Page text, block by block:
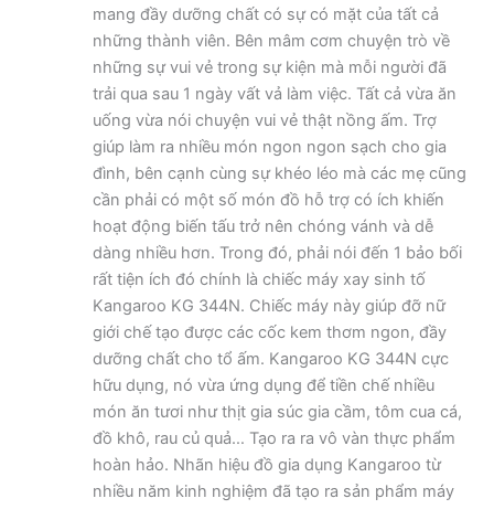
mang đầy dưỡng chất có sự có mặt của tất cả
những thành viên. Bên mâm cơm chuyện trò về
những sự vui vẻ trong sự kiện mà mỗi người đã
trải qua sau 1 ngày vất vả làm việc. Tất cả vừa ăn
uống vừa nói chuyện vui vẻ thật nồng ấm. Trợ
giúp làm ra nhiều món ngon ngon sạch cho gia
đình, bên cạnh cùng sự khéo léo mà các mẹ cũng
cần phải có một số món đồ hỗ trợ có ích khiến
hoạt động biến tấu trở nên chóng vánh và dễ
dàng nhiều hơn. Trong đó, phải nói đến 1 bảo bối
rất tiện ích đó chính là chiếc máy xay sinh tố
Kangaroo KG 344N. Chiếc máy này giúp đỡ nữ
giới chế tạo được các cốc kem thơm ngon, đầy
dưỡng chất cho tổ ấm. Kangaroo KG 344N cực
hữu dụng, nó vừa ứng dụng để tiền chế nhiều
món ăn tươi như thịt gia súc gia cầm, tôm cua cá,
đồ khô, rau củ quả… Tạo ra ra vô vàn thực phẩm
hoàn hảo. Nhãn hiệu đồ gia dụng Kangaroo từ
nhiều năm kinh nghiệm đã tạo ra sản phẩm máy